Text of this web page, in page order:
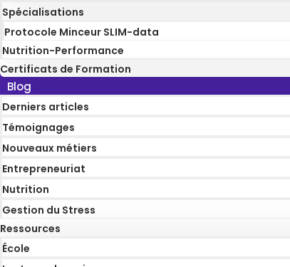
Spécialisations
Protocole Minceur SLIM-data
Nutrition-Performance
Certificats de Formation
Blog
Derniers articles
Témoignages
Nouveaux métiers
Entrepreneuriat
Nutrition
Gestion du Stress
Ressources
École